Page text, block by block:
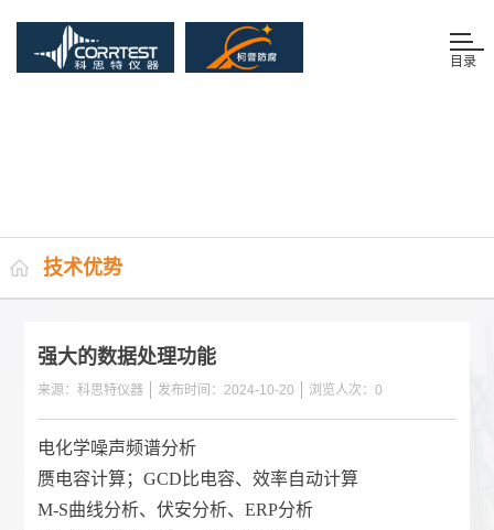
目录
技术优势
强大的数据处理功能
来源：科思特仪器 发布时间：2024-10-20 浏览人次：0
电化学噪声频谱分析
赝电容计算；GCD比电容、效率自动计算
M-S曲线分析、伏安分析、ERP分析